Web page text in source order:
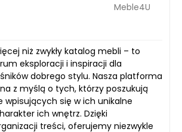
Meble4U
niż zwykły katalog mebli – to
eksploracji i inspiracji dla
dobrego stylu. Nasza platforma
z myślą o tych, którzy poszukują
wpisujących się w ich unikalne
ich wnętrz. Dzięki
treści, oferujemy niezwykle